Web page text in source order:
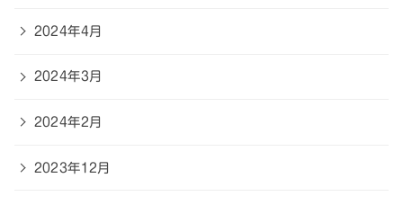
2024年4月
2024年3月
2024年2月
2023年12月